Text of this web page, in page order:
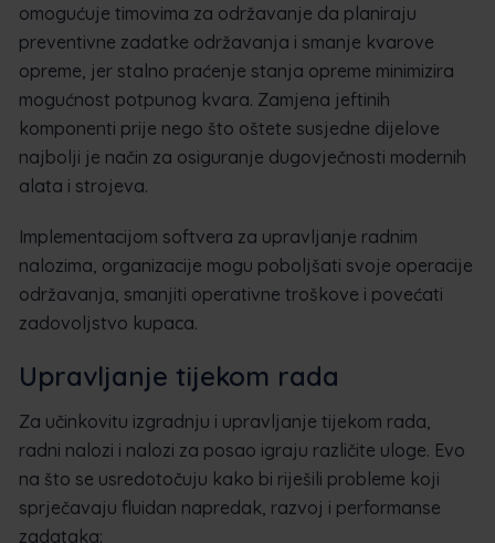
omogućuje timovima za održavanje da planiraju
preventivne zadatke održavanja i smanje kvarove
opreme, jer stalno praćenje stanja opreme minimizira
mogućnost potpunog kvara. Zamjena jeftinih
komponenti prije nego što oštete susjedne dijelove
najbolji je način za osiguranje dugovječnosti modernih
alata i strojeva.
Implementacijom softvera za upravljanje radnim
nalozima, organizacije mogu poboljšati svoje operacije
održavanja, smanjiti operativne troškove i povećati
zadovoljstvo kupaca.
Upravljanje tijekom rada
Za učinkovitu izgradnju i upravljanje tijekom rada,
radni nalozi i nalozi za posao igraju različite uloge. Evo
na što se usredotočuju kako bi riješili probleme koji
sprječavaju fluidan napredak, razvoj i performanse
zadataka: